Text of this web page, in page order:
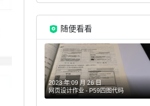
随便看看
2023 年 09 月 26 日
网页设计作业 - P59四图代码